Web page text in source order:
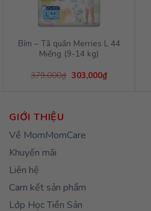
Bỉm – Tã quần Merries L 44
Miếng (9-14 kg)
379,000₫ Giá
303,000₫Giá
hiện
GIỚI THIỆU
Về MomMomCare
Khuyến mãi
Liên hệ
Cam kết sản phẩm
Lớp Học Tiền Sản